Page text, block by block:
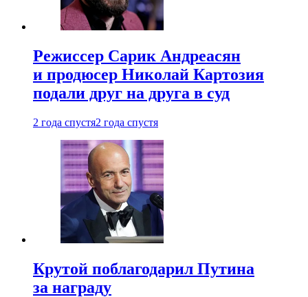
Режиссер Сарик Андреасян
и продюсер Николай Картозия
подали друг на друга в суд
2 года спустя2 года спустя
Крутой поблагодарил Путина
за награду